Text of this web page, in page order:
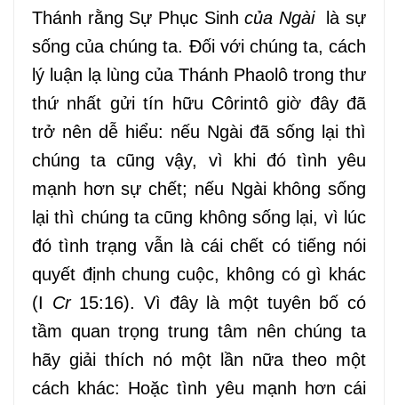
Thánh rằng Sự Phục Sinhcủa Ngàilà sự
sống của chúng ta. Đối với chúng ta, cách
lý luận lạ lùng của Thánh Phaolô trong thư
thứ nhất gửi tín hữu Côrintô giờ đây đã
trở nên dễ hiểu: nếu Ngài đã sống lại thì
chúng ta cũng vậy, vì khi đó tình yêu
mạnh hơn sự chết; nếu Ngài không sống
lại thì chúng ta cũng không sống lại, vì lúc
đó tình trạng vẫn là cái chết có tiếng nói
quyết định chung cuộc, không có gì khác
(I Cr15:16). Vì đây là một tuyên bố có
tầm quan trọng trung tâm nên chúng ta
hãy giải thích nó một lần nữa theo một
cách khác: Hoặc tình yêu mạnh hơn cái